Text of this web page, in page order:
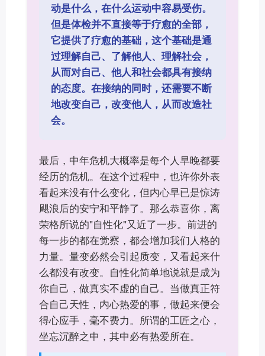
动是什么，在什么运动中容易受伤。
但是体检并不直接等于疗愈的全部，
它提供了疗愈的基础，这个基础是通
过理解自己、了解他人、理解社会，
从而对自己、他人和社会都具有接纳
的态度。在接纳的同时，还需要不断
地改变自己，改变他人，从而改造社
会。
最后，中年危机大概率是每个人早晚都要
经历的危机。在这个过程中，也许你外表
看起来没有什么变化，但内心早已是惊涛
飓浪后的安宁和平静了。那么恭喜你，离
荣格所说的"自性化"又近了一步。前进的
每一步的都在觉察，都会增加我们人格的
力量。量变必然会引起质变，又看起来什
么都没有改变。自性化简单地说就是成为
你自己，做真实不虚的自己。当做真正符
合自己天性，内心热爱的事，做起来便会
得心应手，毫不费力。所谓的工匠之心，
坐忘沉醉之中，其中必有热爱所在。